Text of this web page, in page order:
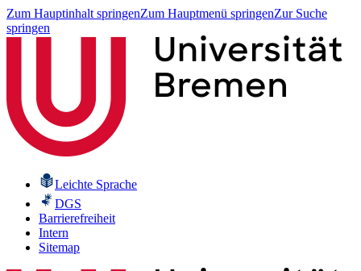
Zum Hauptinhalt springenZum Hauptmenü springenZur Suche
springen
Leichte Sprache
DGS
Barrierefreiheit
Intern
Sitemap